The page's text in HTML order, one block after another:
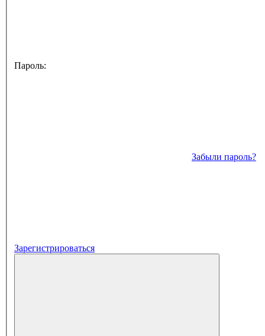
Пароль:
Забыли пароль?
Зарегистрироваться